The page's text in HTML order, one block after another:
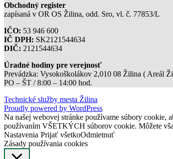
Obchodný register
zapísaná v OR OS Žilina, odd. Sro, vl. č. 77853/L
IČO: 53 946 600
IČ DPH: SK2121544634
DIČ: 2121544634
Úradné hodiny pre verejnosť
Prevádzka: Vysokoškolákov 2,010 08 Žilina ( Areál
PO – ŠT / 8:00 – 14:00 hod.
Technické služby mesta Žilina
Proudly powered by WordPress
Na našej webovej stránke používame súbory cookie,
používaním VŠETKÝCH súborov cookie. Môžete
Nastavenia Prijať všetkoOdmietnuť
Zásady používania cookies